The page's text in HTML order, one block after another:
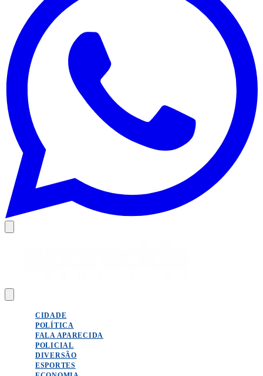
CIDADE
POLÍTICA
FALA APARECIDA
POLICIAL
DIVERSÃO
ESPORTES